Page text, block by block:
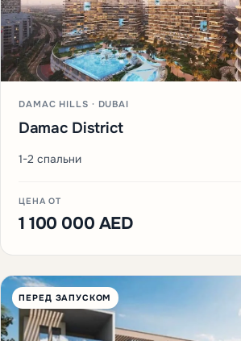
DAMAC HILLS · DUBAI
Damac District
1-2 спальни
ЦЕНА ОТ
1 100 000 AED
ПЕРЕД ЗАПУСКОМ